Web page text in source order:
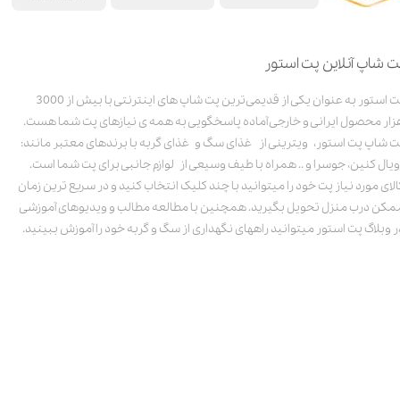
شاپ آنلاین پت استور
پت استور به عنوان یکی از قدیمی‌ترین پت شاپ های اینترنتی با بیش از 3000
محصول ایرانی و خارجی آماده پاسخگویی به همه ی نیازهای پت شما هست.
شاپ پت استور، ویترینی از غذای سگ و غذای گربه با برندهای معتبر مانند:
کنین، جوسرا و .. همراه با طیف وسیعی از لوازم جانبی برای پت شما است.
مورد نیاز پت خود را میتوانید با چند کلیک انتخاب کنید و در سریع ترین زمان
درب منزل تحویل بگیرید. همچنین با مطالعه مطالب و ویدیوهای آموزشی
وبلاگ پت استور میتوانید راههای نگهداری از سگ و گربه خود را آموزش ببینید.